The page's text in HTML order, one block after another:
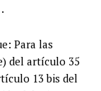
Para las
del artículo 35
13 bis del